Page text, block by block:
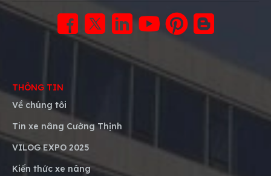
THÔNG TIN
Về chúng tôi
Tin xe nâng Cường Thịnh
VILOG EXPO 2025
Kiến thức xe nâng